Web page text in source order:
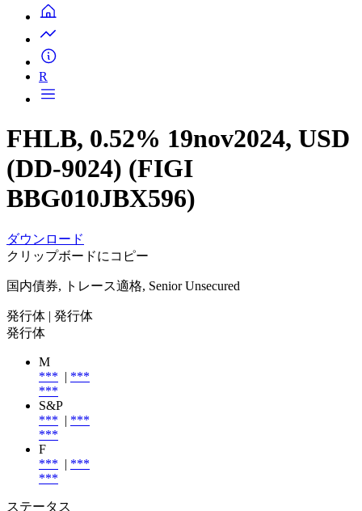
R
FHLB, 0.52% 19nov2024, USD
(DD-9024) (FIGI
BBG010JBX596)
ダウンロード
クリップボードにコピー
国内債券, トレース適格, Senior Unsecured
発行体 | 発行体
発行体
M
*** | ***
***
S&P
*** | ***
***
F
*** | ***
***
ステータス